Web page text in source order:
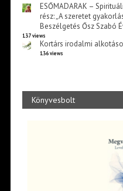
ESŐMADARAK –
rész: „A szeretet
Beszélgetés Ősz Szabó
137 views
Kortárs irodalmi
136 views
Könyvesbolt